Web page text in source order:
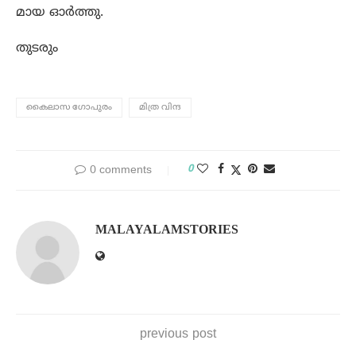
മായ ഓർത്തു.
തുടരും
കൈലാസ ഗോപുരം മിത്ര വിന്ദ
0 comments 0
MALAYALAMSTORIES
previous post